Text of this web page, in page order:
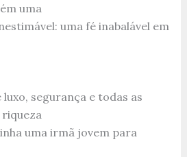
uma
uma fé inabalável em
segurança e todas as
riqueza
uma irmã jovem para